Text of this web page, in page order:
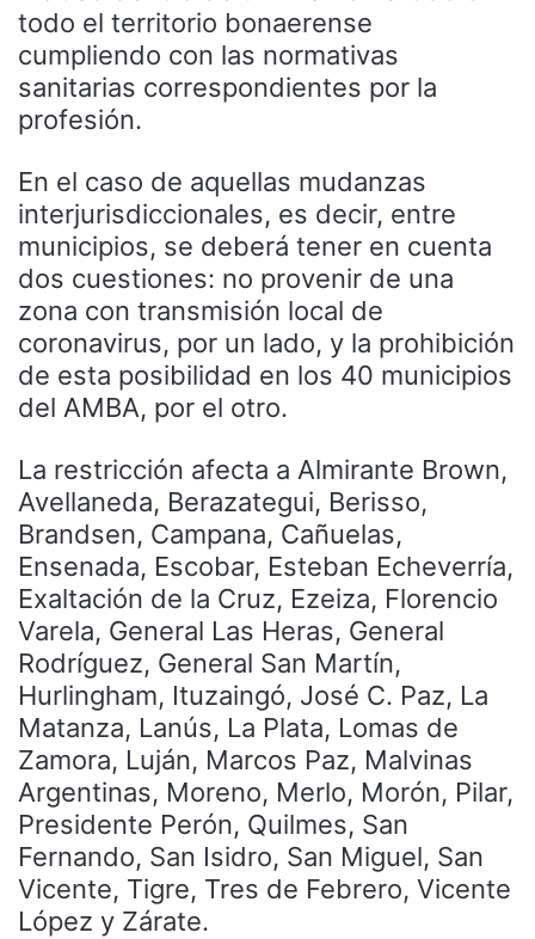
todo el territorio bonaerense
cumpliendo con las normativas
sanitarias correspondientes por la
profesión.
En el caso de aquellas mudanzas
interjurisdiccionales, es decir, entre
municipios, se deberá tener en cuenta
dos cuestiones: no provenir de una
zona con transmisión local de
coronavirus, por un lado, y la prohibición
de esta posibilidad en los 40 municipios
del AMBA, por el otro.
La restricción afecta a Almirante Brown,
Avellaneda, Berazategui, Berisso,
Brandsen, Campana, Cañuelas,
Ensenada, Escobar, Esteban Echeverría,
Exaltación de la Cruz, Ezeiza, Florencio
Varela, General Las Heras, General
Rodríguez, General San Martín,
Hurlingham, Ituzaingó, José C. Paz, La
Matanza, Lanús, La Plata, Lomas de
Zamora, Luján, Marcos Paz, Malvinas
Argentinas, Moreno, Merlo, Morón, Pilar,
Presidente Perón, Quilmes, San
Fernando, San Isidro, San Miguel, San
Vicente, Tigre, Tres de Febrero, Vicente
López y Zárate.